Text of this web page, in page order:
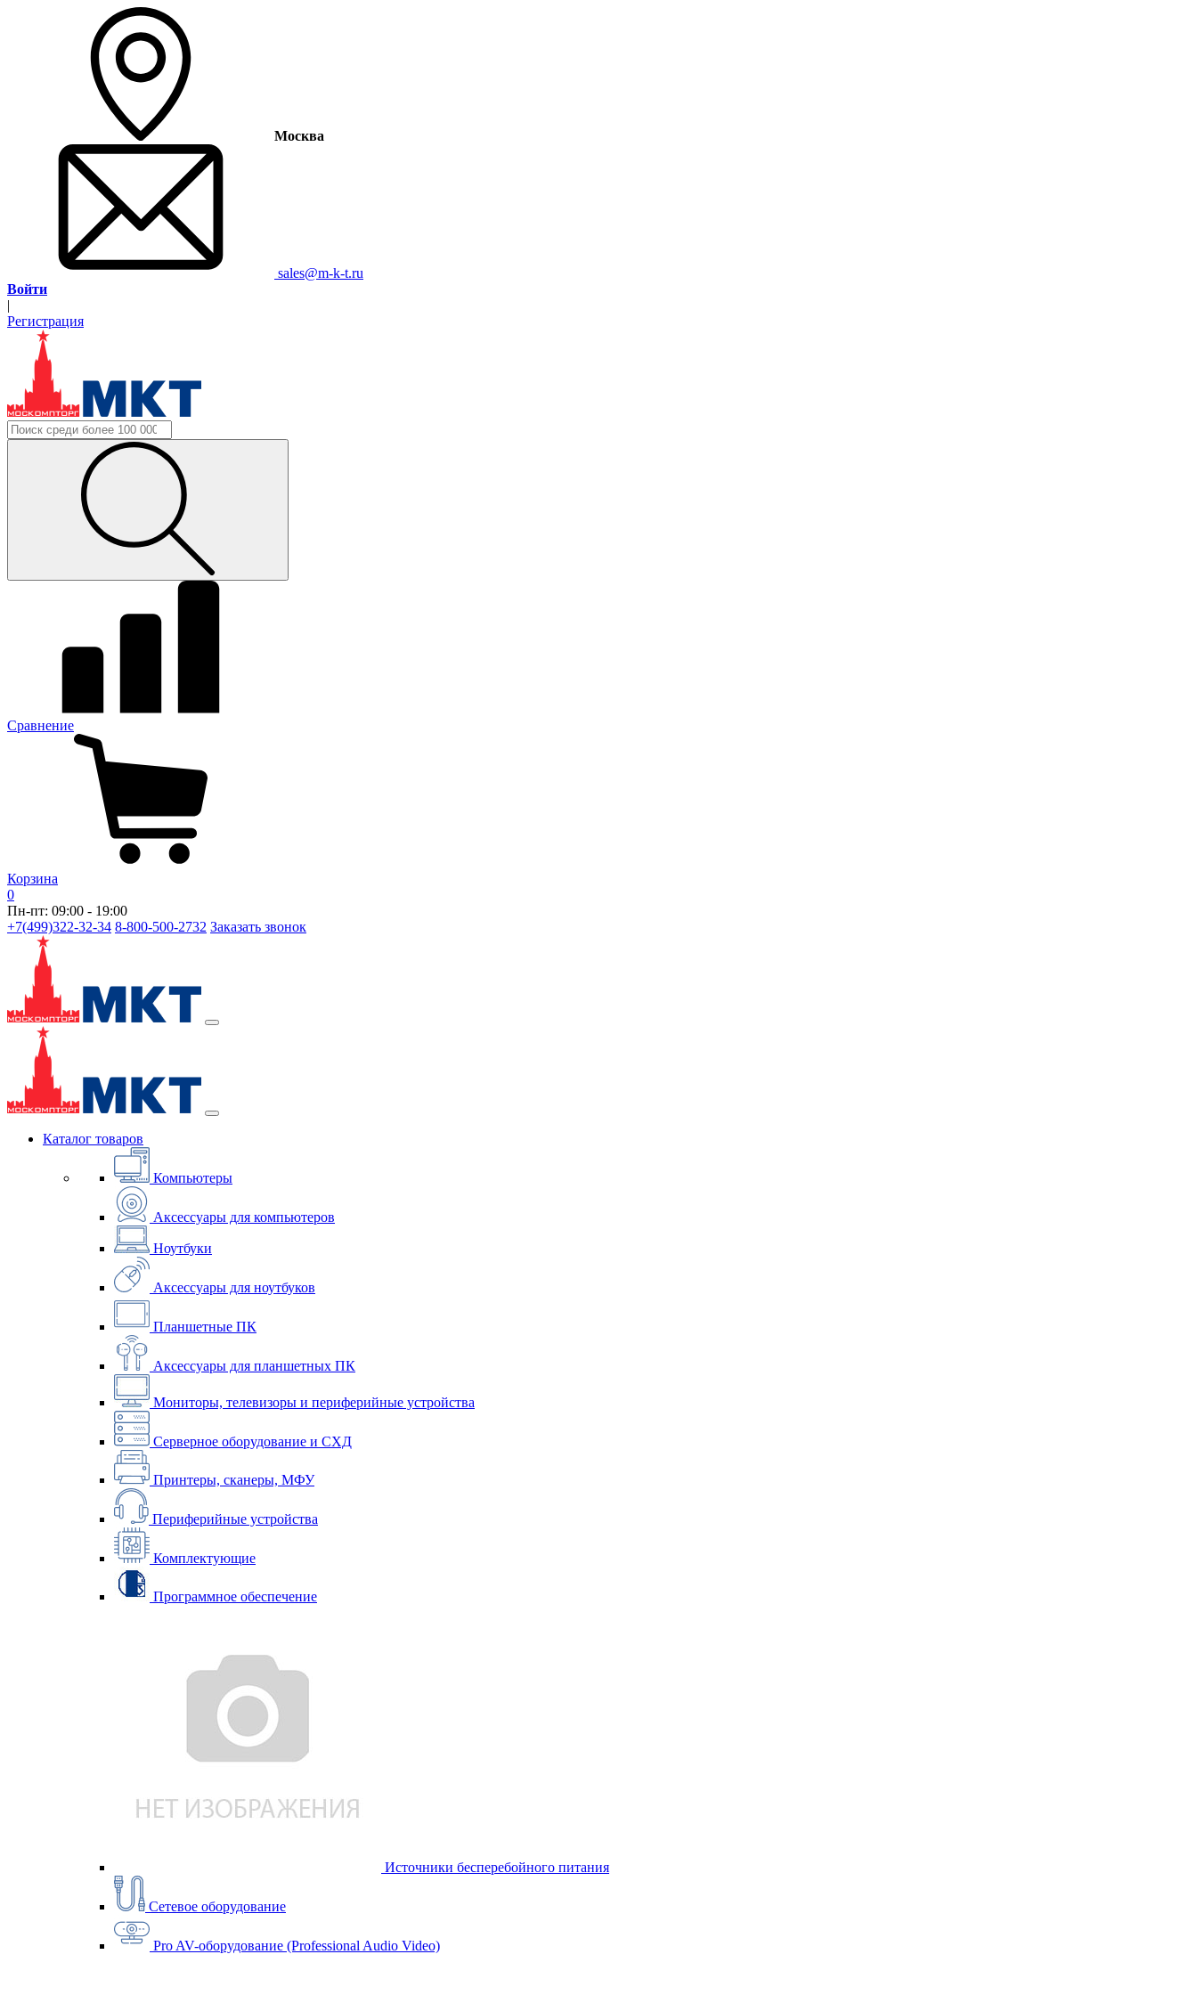
Москва
sales@m-k-t.ru
Войти
|
Регистрация
Сравнение
Корзина
0
Пн-пт: 09:00 - 19:00
+7(499)322-32-34 8-800-500-2732 Заказать звонок
Каталог товаров
Компьютеры
Аксессуары для компьютеров
Ноутбуки
Аксессуары для ноутбуков
Планшетные ПК
Аксессуары для планшетных ПК
Мониторы, телевизоры и периферийные устройства
Серверное оборудование и СХД
Принтеры, сканеры, МФУ
Периферийные устройства
Комплектующие
Программное обеспечение
Источники бесперебойного питания
Сетевое оборудование
Pro AV-оборудование (Professional Audio Video)